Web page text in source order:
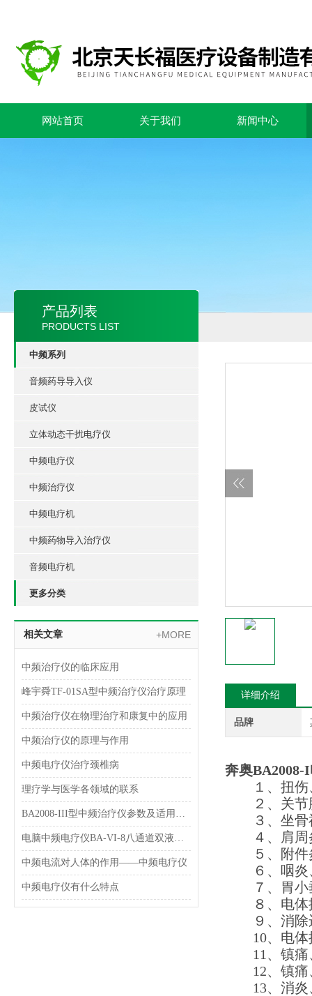
网站首页 关于我们 新闻中心
产品列表
PRODUCTS LIST
中频系列
音频药导导入仪
皮试仪
立体动态干扰电疗仪
中频电疗仪
中频治疗仪
中频电疗机
中频药物导入治疗仪
音频电疗机
更多分类
相关文章 +MORE
中频治疗仪的临床应用
峰宇舜TF-01SA型中频治疗仪治疗原理
中频治疗仪在物理治疗和康复中的应用
中频治疗仪的原理与作用
中频电疗仪治疗颈椎病
理疗学与医学各领域的联系
BA2008-III型中频治疗仪参数及适用范围和特点介绍
电脑中频电疗仪BA-VI-8八通道双液晶显示型 理疗机简介
中频电流对人体的作用——中频电疗仪
中频电疗仪有什么特点
详细介绍
品牌
奔奥BA2008-
１、扭伤
２、关节肿
３、坐骨神
４、肩周
５、附件
６、咽炎
７、胃小
８、电体操
９、消除
10、电
11 、镇
12、镇
13、消